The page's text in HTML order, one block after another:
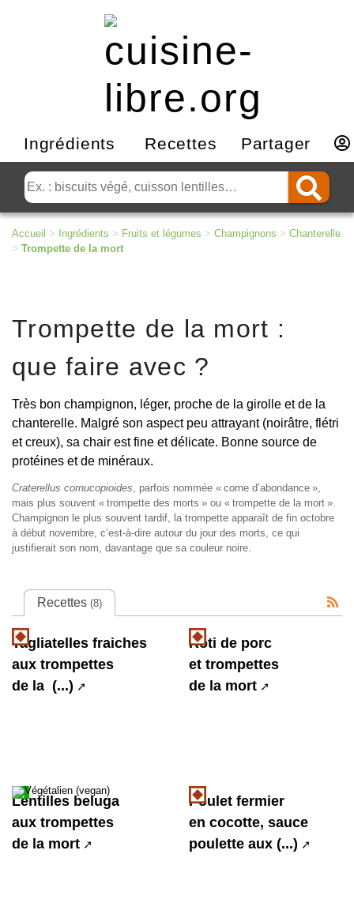
Ingrédients Recettes Partager
Accueil > Ingrédients > Fruits et légumes > Champignons > Chanterelle
> Trompette de la mort
Trompette de la mort :
que faire avec ?
Très bon champignon, léger, proche de la girolle et de la
chanterelle. Malgré son aspect peu attrayant (noirâtre, flétri
et creux), sa chair est fine et délicate. Bonne source de
protéines et de minéraux.
Craterellus cornucopioides , parfois nommée « corne d’abondance »,
mais plus souvent « trompette des morts » ou « trompette de la mort ».
Champignon le plus souvent tardif, la trompette apparaît de fin octobre
à début novembre, c’est-à-dire autour du jour des morts, ce qui
justifierait son nom, davantage que sa couleur noire.
Recettes (8)
Tagliatelles fraiches
aux trompettes
de la (...)
Rôti de porc
et trompettes
de la mort
Lentilles beluga
aux trompettes
de la mort
Poulet fermier
en cocotte, sauce
poulette aux (...)